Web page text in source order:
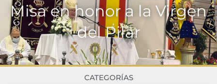
Misa en honor a la Virgen
del Pilar
CATEGORÍAS